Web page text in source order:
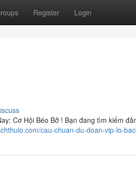
Register Login
Cơ Hội Béo Bở ! Bạn đang tìm kiếm
cau-chuan-du-doan-vip-lo-